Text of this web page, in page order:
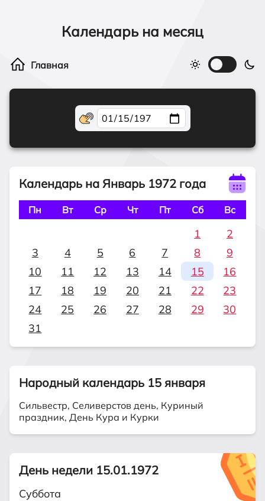
Календарь на месяц
Календарь на Январь 1972 года
Пн Вт Ср Чт Пт Сб Вс
1
2
3
4 5 6 7 8
9
10
11 12 13 14 15
16
17
18 19 20 21 22
23
24
25 26 27 28 29
30
31
Народный календарь 15 января
Сильвестр, Селиверстов день, Куриный
праздник, День Кура и Курки
День недели 15.01.1972
Суббота